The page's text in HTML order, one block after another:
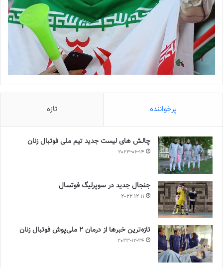
پرخواننده تازه
چالش هاى ليست جدید تيم ملى فوتبال زنان
2023-06-14
جنجال جدید در سوپرلیگ فوتسال
2022-12-11
تازه‌ترین خبرها از درمان ۲ ملی‌پوش فوتبال زنان
2023-12-24